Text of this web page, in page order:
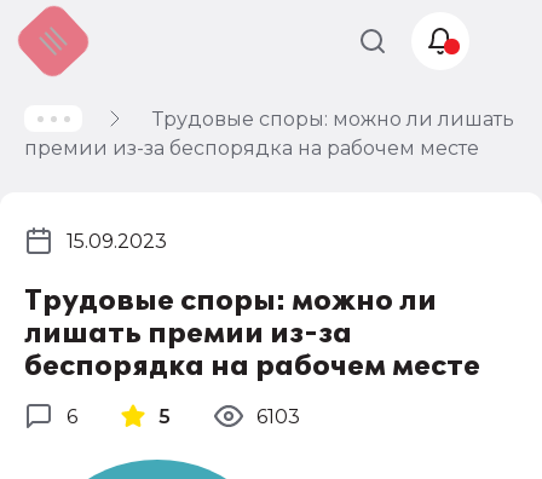
Трудовые споры: можно ли лишать
премии из-за беспорядка на рабочем месте
Трудовые споры: можно ли
лишать премии из-за
беспорядка на рабочем месте
15.09.2023
6 5 6103
Учет и
налогообложение